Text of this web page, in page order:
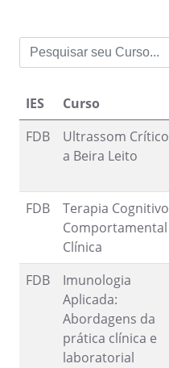
IES Curso
FDB
Ultrassom Crítico
a Beira Leito
FDB
Terapia Cognitivo
Comportamental
Clínica
FDB
Imunologia
Aplicada:
Abordagens da
prática clínica e
laboratorial